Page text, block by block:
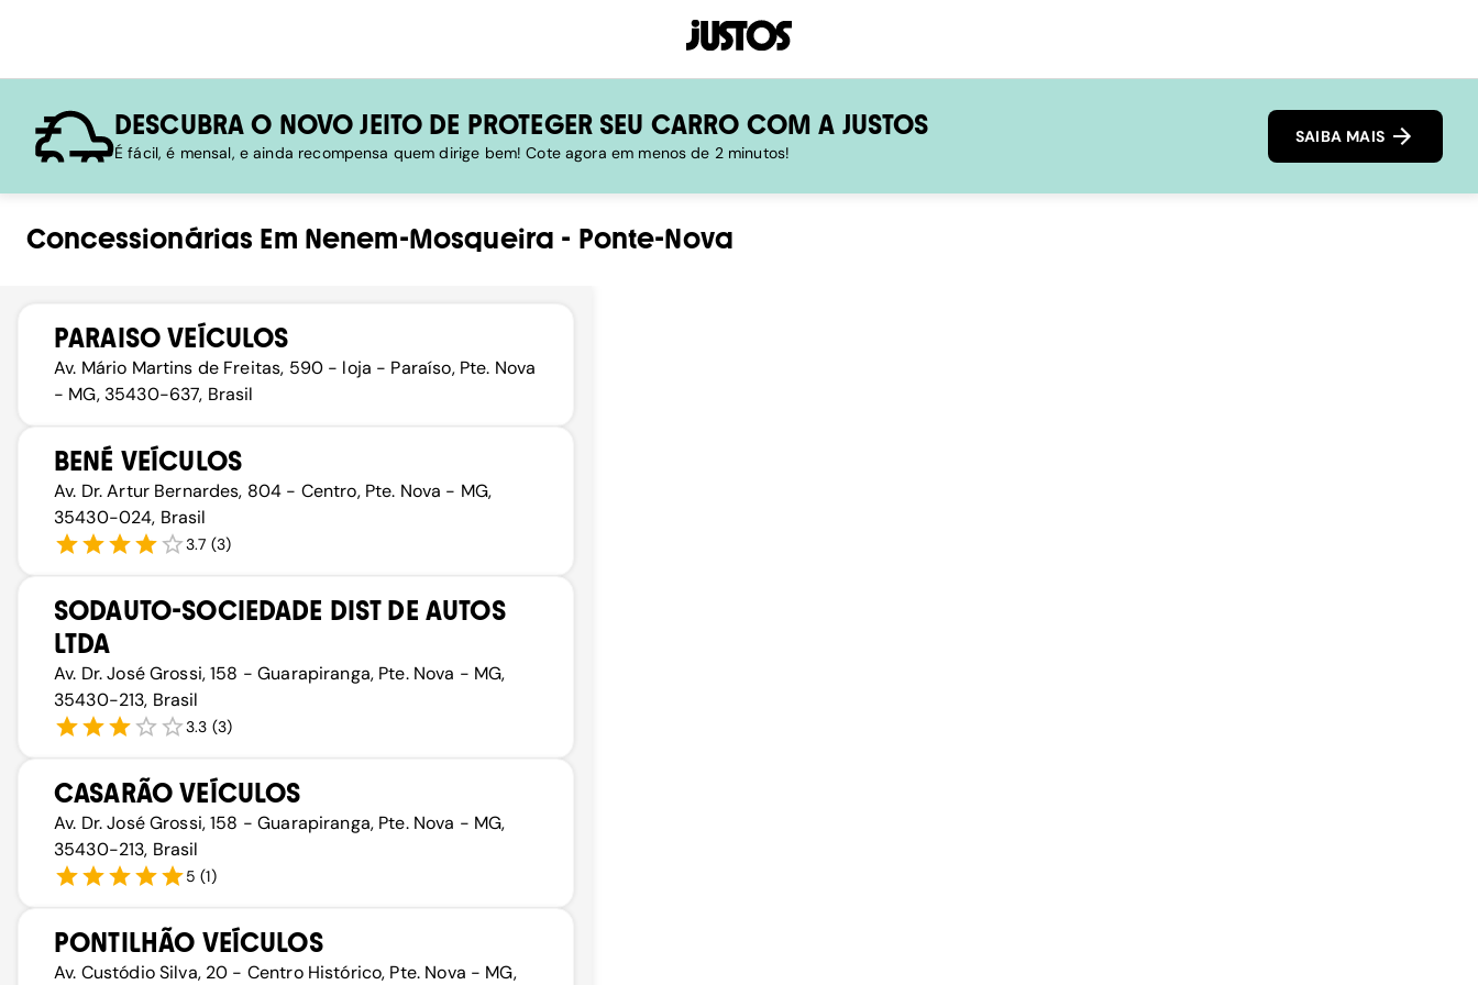
DESCUBRA O NOVO JEITO DE PROTEGER SEU CARRO COM A JUSTOS
É fácil, é mensal, e ainda recompensa quem dirige bem! Cote agora em menos de 2 minutos!
SAIBA MAIS
Concessionárias Em Nenem-Mosqueira - Ponte-Nova
PARAISO VEÍCULOS
Av. Mário Martins de Freitas, 590 - loja - Paraíso, Pte. Nova
- MG, 35430-637, Brasil
BENÉ VEÍCULOS
Av. Dr. Artur Bernardes, 804 - Centro, Pte. Nova - MG,
35430-024, Brasil
3.7 (3)
SODAUTO-SOCIEDADE DIST DE AUTOS
LTDA
Av. Dr. José Grossi, 158 - Guarapiranga, Pte. Nova - MG,
35430-213, Brasil
3.3 (3)
CASARÃO VEÍCULOS
Av. Dr. José Grossi, 158 - Guarapiranga, Pte. Nova - MG,
35430-213, Brasil
5 (1)
PONTILHÃO VEÍCULOS
Av. Custódio Silva, 20 - Centro Histórico, Pte. Nova - MG,